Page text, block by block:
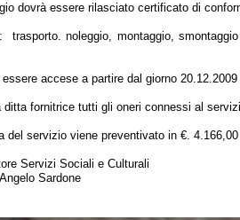
dovrà essere rilasciato certificato di
trasporto. noleggio, montaggio,
essere accese a partire dal giorno
ditta fornitrice tutti gli oneri connessi al
del servizio viene preventivato in €.
Sociali e Culturali